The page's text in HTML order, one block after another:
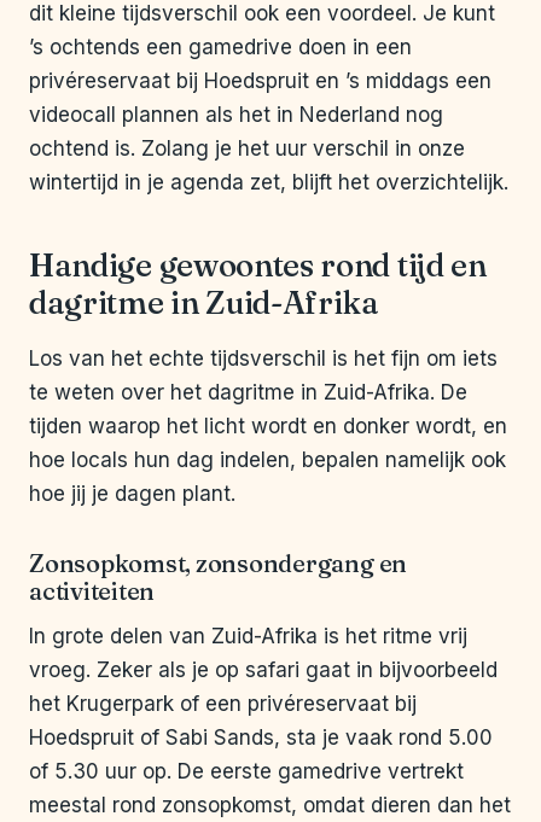
dit kleine tijdsverschil ook een voordeel. Je kunt
’s ochtends een gamedrive doen in een
privéreservaat bij Hoedspruit en ’s middags een
videocall plannen als het in Nederland nog
ochtend is. Zolang je het uur verschil in onze
wintertijd in je agenda zet, blijft het overzichtelijk.
Handige gewoontes rond tijd en
dagritme in Zuid-Afrika
Los van het echte tijdsverschil is het fijn om iets
te weten over het dagritme in Zuid-Afrika. De
tijden waarop het licht wordt en donker wordt, en
hoe locals hun dag indelen, bepalen namelijk ook
hoe jij je dagen plant.
Zonsopkomst, zonsondergang en
activiteiten
In grote delen van Zuid-Afrika is het ritme vrij
vroeg. Zeker als je op safari gaat in bijvoorbeeld
het Krugerpark of een privéreservaat bij
Hoedspruit of Sabi Sands, sta je vaak rond 5.00
of 5.30 uur op. De eerste gamedrive vertrekt
meestal rond zonsopkomst, omdat dieren dan het